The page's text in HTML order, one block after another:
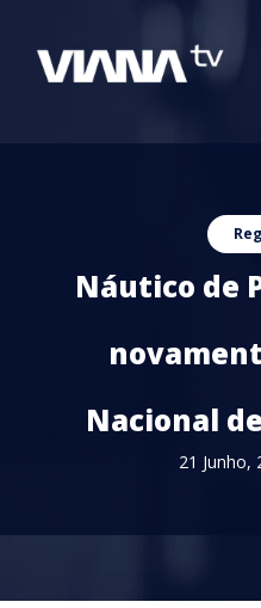
Náutico de
Nacional
21 Junho,